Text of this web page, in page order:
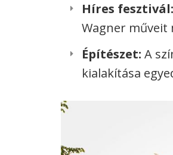
Híres fesztivál:
Wagner műveit
Építészet: A
kialakítása